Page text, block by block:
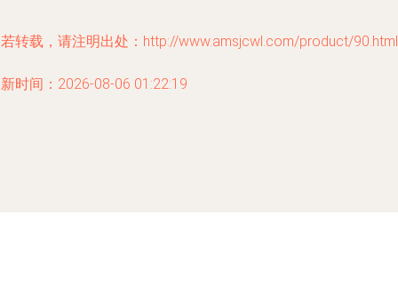
转载，请注明出处：http://www.amsjcwl.com/product/90.html
时间：2026-08-06 01:22:19